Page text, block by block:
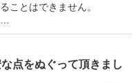
ことはできません。
点をぬぐって頂きまし